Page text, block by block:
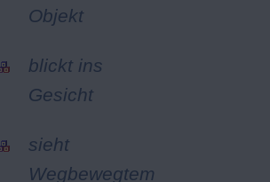
Objekt
blickt ins
Gesicht
sieht
Wegbewegtem